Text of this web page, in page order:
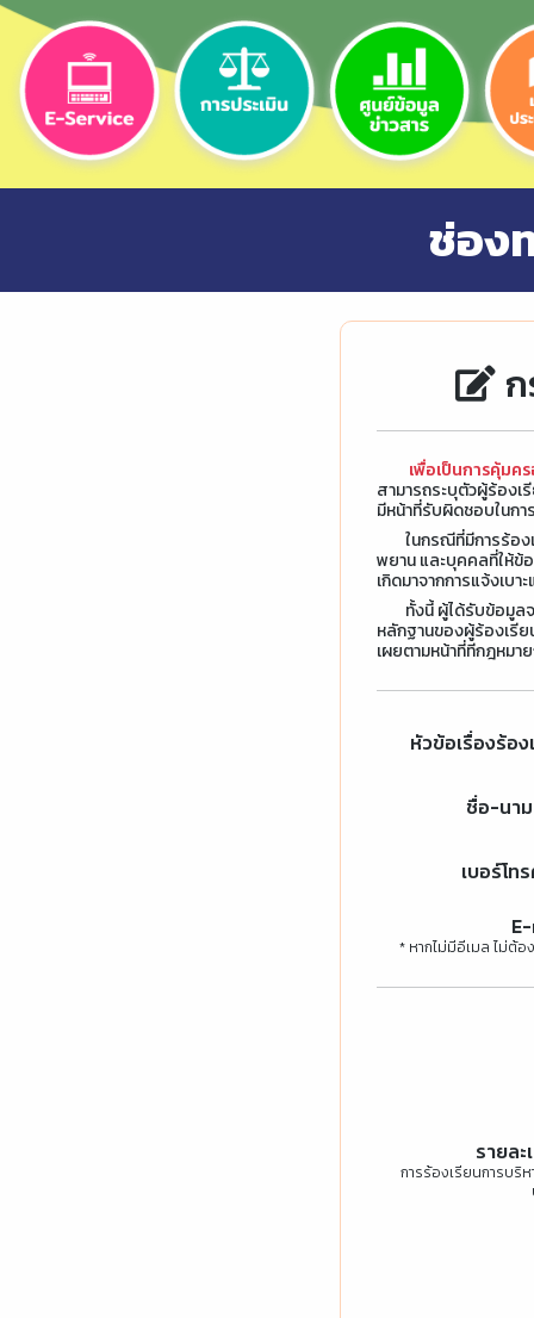
ช่อง
เพื่อเป็นการคุ้มค
สามารถระบุตัวผู้ร้องเ
มีหน้าที่รับผิดชอบในกา
ในกรณีที่มีการร้องเ
พยาน และบุคคลที่ให้ข้
เกิดมาจากการแจ้งเบ
ทั้งนี้ ผู้ได้รับข้อมูลจา
หลักฐานของผู้ร้องเรีย
เผยตามหน้าที่ทีกฎหมา
หัวข้อเรื่องร้อง
ชื่อ-นา
เบอร์โท
* หากไม่มีอีเมล ไม่ต้อ
รายละ
การร้องเรียนการบริห